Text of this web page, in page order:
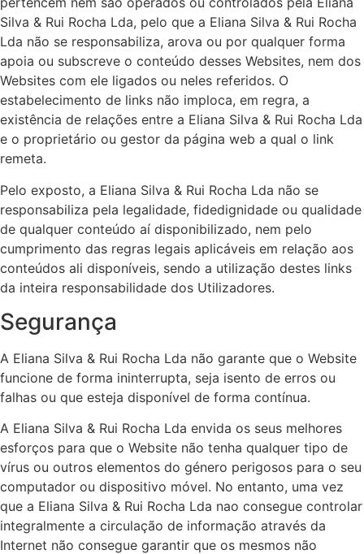
Silva & Rui Rocha Lda, pelo que a Eliana Silva & Rui Rocha
Lda não se responsabiliza, arova ou por qualquer forma
apoia ou subscreve o conteúdo desses Websites, nem dos
Websites com ele ligados ou neles referidos. O
estabelecimento de links não imploca, em regra, a
existência de relações entre a Eliana Silva & Rui Rocha Lda
e o proprietário ou gestor da página web a qual o link
remeta.
Pelo exposto, a Eliana Silva & Rui Rocha Lda não se
responsabiliza pela legalidade, fidedignidade ou qualidade
de qualquer conteúdo aí disponibilizado, nem pelo
cumprimento das regras legais aplicáveis em relação aos
conteúdos ali disponíveis, sendo a utilização destes links
da inteira responsabilidade dos Utilizadores.
Segurança
A Eliana Silva & Rui Rocha Lda não garante que o Website
funcione de forma ininterrupta, seja isento de erros ou
falhas ou que esteja disponível de forma contínua.
A Eliana Silva & Rui Rocha Lda envida os seus melhores
esforços para que o Website não tenha qualquer tipo de
vírus ou outros elementos do género perigosos para o seu
computador ou dispositivo móvel. No entanto, uma vez
que a Eliana Silva & Rui Rocha Lda nao consegue controlar
integralmente a circulação de informação através da
Internet não consegue garantir que os mesmos não